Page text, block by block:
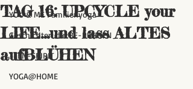
YOU & ME Familienyoga
Geschichten die BE-RÜHREN
TEEN-SPIRIT
YOGA@HOME
TAG 16: UPCYCLE your
LIFE...und lass ALTES
aufBLÜHEN